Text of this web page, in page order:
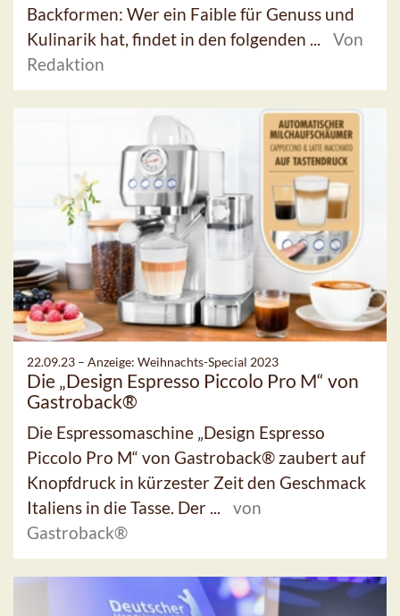
Backformen: Wer ein Faible für Genuss und
Kulinarik hat, findet in den folgenden ...
Von
Redaktion
22.09.23 – Anzeige: Weihnachts-Special 2023
Die „Design Espresso Piccolo Pro M“ von
Gastroback®
Die Espressomaschine „Design Espresso
Piccolo Pro M“ von Gastroback® zaubert auf
Knopfdruck in kürzester Zeit den Geschmack
Italiens in die Tasse. Der ...
von
Gastroback®